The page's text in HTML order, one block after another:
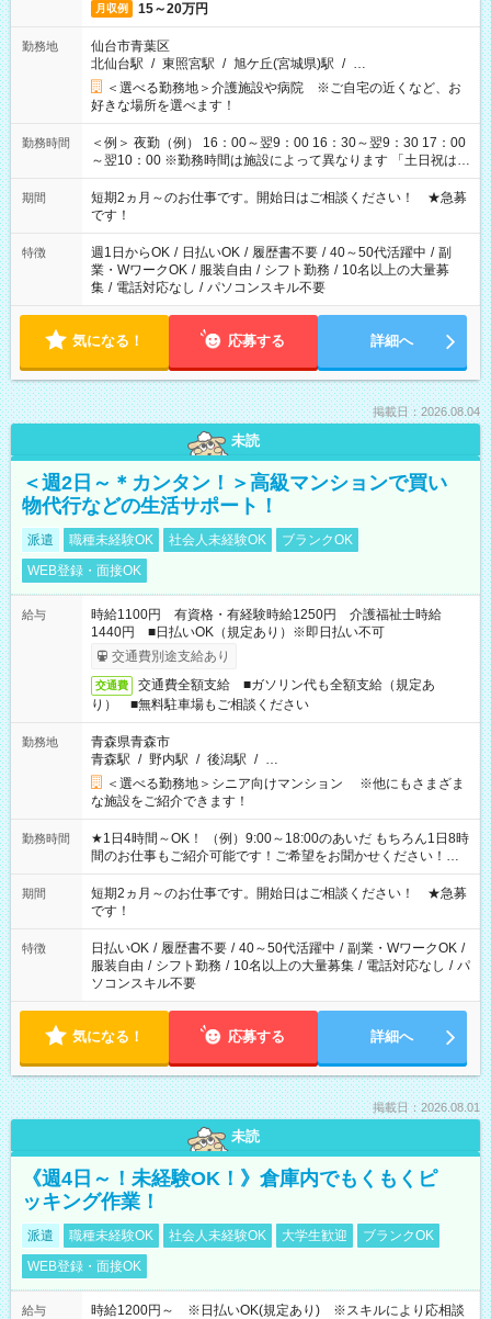
月収例 15～20万円
勤務地
仙台市青葉区
北仙台駅 / 東照宮駅 / 旭ケ丘(宮城県)駅 / …
＜選べる勤務地＞介護施設や病院 ※ご自宅の近くなど、お
好きな場所を選べます！
勤務時間
＜例＞ 夜勤（例） 16：00～翌9：00 16：30～翌9：30 17：00
～翌10：00 ※勤務時間は施設によって異なります 「土日祝は休
みたい」 「しっかり稼ぎたい」 「もう少し遅い時間から始めた
い」など ご希望にあったお仕事をご案内いたします。 ※未経験
の方の場合は1～2ヶ月間は日中での仕事を経験いただき、 お
仕事に慣れてからの夜勤になります。 ★家庭の都合でお休みが
必要な場合も遠慮なくご相談ください。
期間
短期2ヵ月～のお仕事です。開始日はご相談ください！ ★急募
です！
特徴 週1日からOK / 日払いOK / 履歴書不要 / 40～50代活躍中 / 副
業・WワークOK / 服装自由 / シフト勤務 / 10名以上の大量募
集 / 電話対応なし / パソコンスキル不要
気になる！ 応募する 詳細へ
掲載日：2026.08.04
未読
＜週2日～＊カンタン！＞高級マンションで買い
物代行などの生活サポート！
派遣 職種未経験OK 社会人未経験OK
ブランクOK
WEB登録・面接OK
給与
時給1100円 有資格・有経験時給1250円 介護福祉士時給
1440円 ■日払いOK（規定あり）※即日払い不可
交通費別途支給あり
交通費
交通費全額支給 ■ガソリン代も全額支給（規定あ
り） ■無料駐車場もご相談ください
勤務地
青森県青森市
青森駅 / 野内駅 / 後潟駅 / …
＜選べる勤務地＞シニア向けマンション ※他にもさまざま
な施設をご紹介できます！
勤務時間
★1日4時間～OK！ （例）9:00～18:00のあいだ もちろん1日8時
間のお仕事もご紹介可能です！ご希望をお聞かせください！★
家庭の都合でお休みが必要な場合も遠慮なくご相談ください。
※週最低15時間以上の勤務が必要です
期間
短期2ヵ月～のお仕事です。開始日はご相談ください！ ★急募
です！
特徴 日払いOK / 履歴書不要 / 40～50代活躍中 / 副業・WワークOK /
服装自由 / シフト勤務 / 10名以上の大量募集 / 電話対応なし / パ
ソコンスキル不要
気になる！ 応募する 詳細へ
掲載日：2026.08.01
未読
《週4日～！未経験OK！》倉庫内でもくもくピ
ッキング作業！
派遣 職種未経験OK 社会人未経験OK 大学生歓迎
ブランクOK
WEB登録・面接OK
給与
時給1200円～ ※日払いOK(規定あり) ※スキルにより応相談